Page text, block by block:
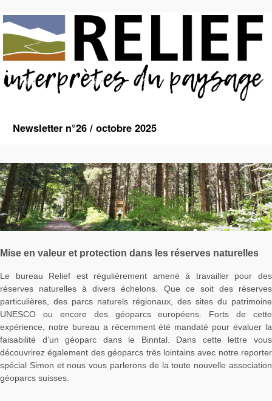
Newsletter n°26 / octobre 2025
Mise en valeur et protection dans les réserves naturelles
Le bureau Relief est régulièrement amené à travailler pour des
réserves naturelles à divers échelons. Que ce soit des réserves
particulières, des parcs naturels régionaux, des sites du patrimoine
UNESCO ou encore des géoparcs européens. Forts de cette
expérience, notre bureau a récemment été mandaté pour évaluer la
faisabilité d’un géoparc dans le Binntal. Dans cette lettre vous
découvrirez également des géoparcs très lointains avec notre reporter
spécial Simon et nous vous parlerons de la toute nouvelle association
géoparcs suisses.